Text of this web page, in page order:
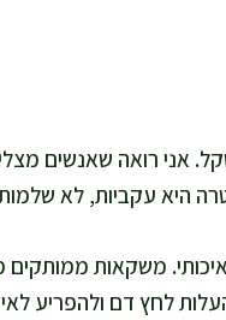
אני רואה שאנשים
היא עקביות, לא
משקאות ממותקים
לחץ דם ולהפריע